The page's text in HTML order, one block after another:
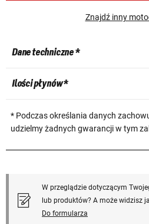
Znajdź inny
Dane techniczne *
Ilości płynów *
* Podczas określania danych
udzielmy żadnych gwarancji w tym
W przeglądzie dotyczącym
lub produktów? A może widzisz
Do formularza